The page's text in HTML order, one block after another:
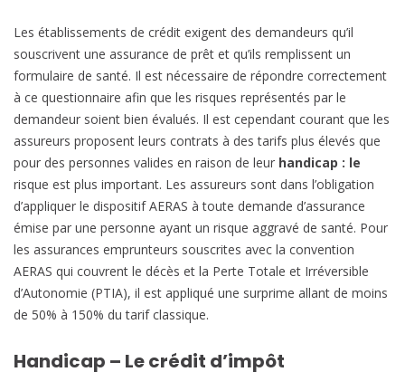
Les établissements de crédit exigent des demandeurs qu’il
souscrivent une assurance de prêt et qu’ils remplissent un
formulaire de santé. Il est nécessaire de répondre correctement
à ce questionnaire afin que les risques représentés par le
demandeur soient bien évalués. Il est cependant courant que les
assureurs proposent leurs contrats à des tarifs plus élevés que
pour des personnes valides en raison de leur handicap : le
risque est plus important. Les assureurs sont dans l’obligation
d’appliquer le dispositif AERAS à toute demande d’assurance
émise par une personne ayant un risque aggravé de santé. Pour
les assurances emprunteurs souscrites avec la convention
AERAS qui couvrent le décès et la Perte Totale et Irréversible
d’Autonomie (PTIA), il est appliqué une surprime allant de moins
de 50% à 150% du tarif classique.
Handicap – Le crédit d’impôt